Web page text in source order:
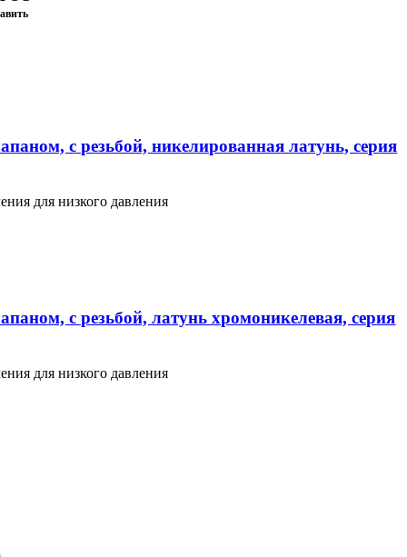
с резьбой, никелированная латунь, серия
для низкого давления
с резьбой, латунь хромоникелевая, серия
для низкого давления